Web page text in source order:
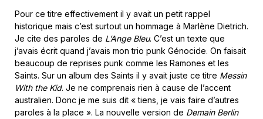
Pour ce titre effectivement il y avait un petit rappel
historique mais c’est surtout un hommage à Marlène Dietrich.
Je cite des paroles de L’Ange Bleu. C’est un texte que
j’avais écrit quand j’avais mon trio punk Génocide. On faisait
beaucoup de reprises punk comme les Ramones et les
Saints. Sur un album des Saints il y avait juste ce titre Messin
With the Kid. Je ne comprenais rien à cause de l’accent
australien. Donc je me suis dit « tiens, je vais faire d’autres
paroles à la place ». La nouvelle version de Demain Berlin